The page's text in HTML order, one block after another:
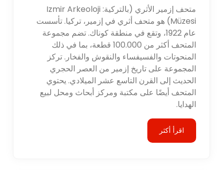
متحف إزمير الأثري (بالتركية: Izmir Arkeoloji
Müzesi) هو متحف أثري في إزمير، تركيا. تأسست
عام 1922، وتقع في منطقة كوناك. تضم مجموعة
المتحف أكثر من 100.000 قطعة، بما في ذلك
المنحوتات والفسيفساء والنقوش والفخار. تركز
المجموعة على تاريخ إزمير من العصر الحجري
الحديث إلى القرن التاسع عشر الميلادي. يحتوي
المتحف أيضًا على مكتبة ومركز أبحاث ومحل لبيع
الهدايا.
اقرأ أكثر